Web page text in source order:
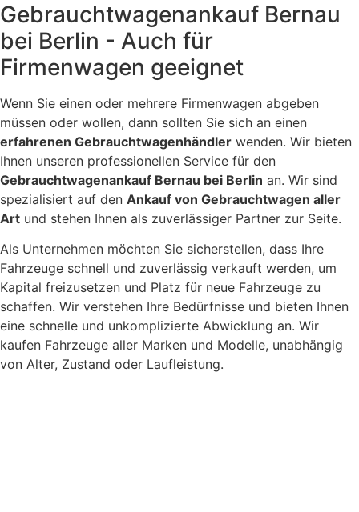
Gebrauchtwagenankauf Bernau
bei Berlin - Auch für
Firmenwagen geeignet
Wenn Sie einen oder mehrere Firmenwagen abgeben
müssen oder wollen, dann sollten Sie sich an einen
erfahrenen Gebrauchtwagenhändler wenden. Wir bieten
Ihnen unseren professionellen Service für den
Gebrauchtwagenankauf Bernau bei Berlin an. Wir sind
spezialisiert auf den Ankauf von Gebrauchtwagen aller
Art und stehen Ihnen als zuverlässiger Partner zur Seite.
Als Unternehmen möchten Sie sicherstellen, dass Ihre
Fahrzeuge schnell und zuverlässig verkauft werden, um
Kapital freizusetzen und Platz für neue Fahrzeuge zu
schaffen. Wir verstehen Ihre Bedürfnisse und bieten Ihnen
eine schnelle und unkomplizierte Abwicklung an. Wir
kaufen Fahrzeuge aller Marken und Modelle, unabhängig
von Alter, Zustand oder Laufleistung.